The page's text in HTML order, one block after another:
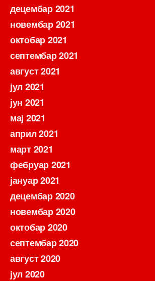
децембар 2021
новембар 2021
октобар 2021
септембар 2021
август 2021
јул 2021
јун 2021
мај 2021
април 2021
март 2021
фебруар 2021
јануар 2021
децембар 2020
новембар 2020
октобар 2020
септембар 2020
август 2020
јул 2020